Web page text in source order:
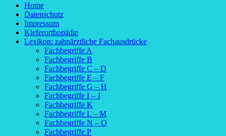
Home
Datenschutz
Impressum
Kieferorthopädie
Lexikon: zahnärztliche Fachausdrücke
Fachbegriffe A
Fachbegriffe B
Fachbegriffe C – D
Fachbegriffe E – F
Fachbegriffe G – H
Fachbegriffe I – J
Fachbegriffe K
Fachbegriffe L – M
Fachbegriffe N – O
Fachbegriffe P